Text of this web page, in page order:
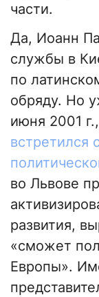
части.
Да, Иоанн
службы в
по
обряду. Но
июня 2001
встретился
во Львове
развития,
«сможет
Европы».